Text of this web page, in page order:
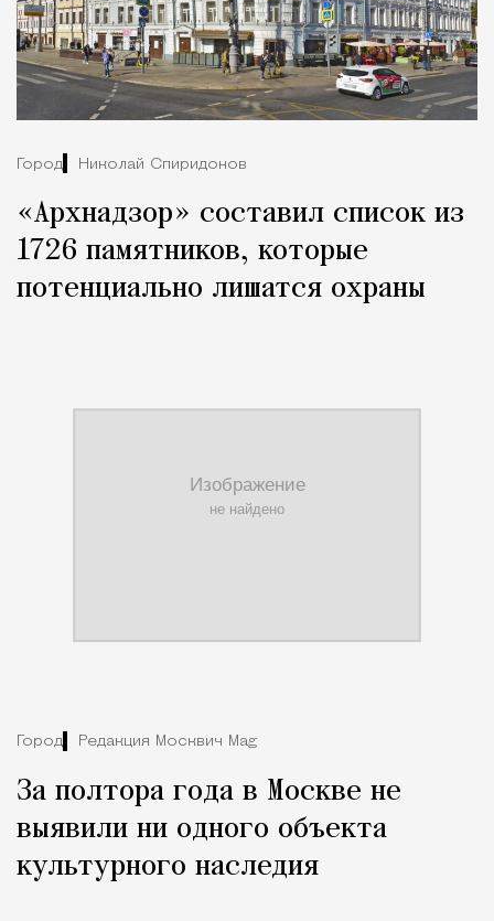
Город Николай Спиридонов
«Архнадзор» составил список из
1726 памятников, которые
потенциально лишатся охраны
Город Редакция Москвич Mag
За полтора года в Москве не
выявили ни одного объекта
культурного наследия